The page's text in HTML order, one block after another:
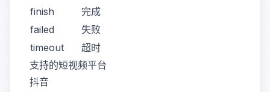
finish
完成
failed
失败
timeout
超时
支持的短视频平台
抖音